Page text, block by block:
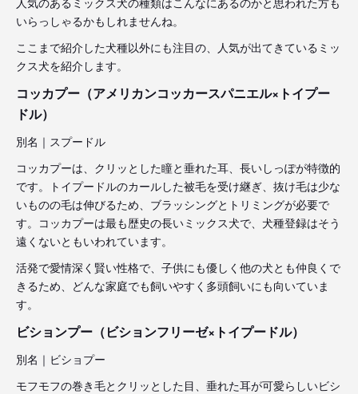
いらっしゃるかもしれませんね。
ここまで紹介した犬種以外にも注目の、人気が出てきているミッ
クス犬を紹介します。
コッカプー（アメリカンコッカースパニエル×トイプー
ドル）
別名｜スプードル
コッカプーは、クリッとした瞳と垂れた耳、長いしっぽが特徴的
です。トイプードルのカールした被毛を受け継ぎ、抜け毛は少な
いものの毛は伸びるため、ブラッシングとトリミングが必要で
す。コッカプーは最も歴史の長いミックス犬で、犬種登録はそう
遠くないともいわれています。
活発で愛情深く賢い性格で、子供にも優しく他の犬とも仲良くで
きるため、どんな家庭でも飼いやすく多頭飼いにも向いていま
す。
ビションプー（ビションフリーゼ×トイプードル）
別名｜ビショプー
モフモフの巻き毛とクリッとした目、垂れた耳が可愛らしいビシ